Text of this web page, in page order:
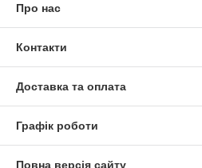
Про нас
Контакти
Доставка та оплата
Графік роботи
Повна версія сайту